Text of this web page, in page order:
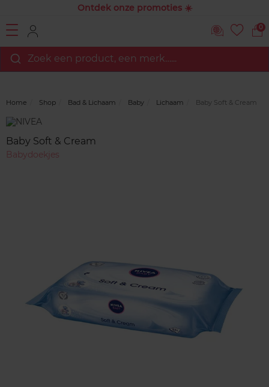
Ontdek onze promoties ☀️
0
Zoek een product, een merk…...
Home Shop Bad & Lichaam Baby Lichaam Baby Soft & Cream
Merk
Baby Soft & Cream
Babydoekjes